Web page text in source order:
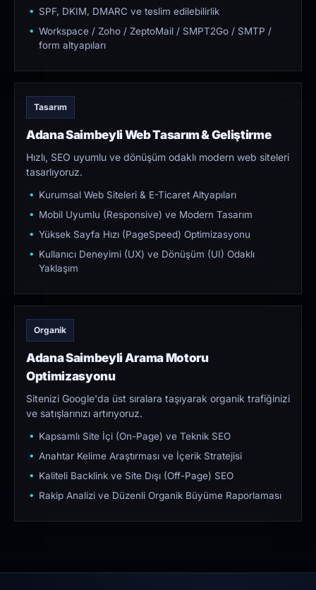
SPF, DKIM, DMARC ve teslim edilebilirlik
Workspace / Zoho / ZeptoMail / SMPT2Go / SMTP /
form altyapıları
Tasarım
Adana Saimbeyli Web Tasarım & Geliştirme
Hızlı, SEO uyumlu ve dönüşüm odaklı modern web siteleri
tasarlıyoruz.
Kurumsal Web Siteleri & E-Ticaret Altyapıları
Mobil Uyumlu (Responsive) ve Modern Tasarım
Yüksek Sayfa Hızı (PageSpeed) Optimizasyonu
Kullanıcı Deneyimi (UX) ve Dönüşüm (UI) Odaklı
Yaklaşım
Organik
Adana Saimbeyli Arama Motoru
Optimizasyonu
Sitenizi Google'da üst sıralara taşıyarak organik trafiğinizi
ve satışlarınızı artırıyoruz.
Kapsamlı Site İçi (On-Page) ve Teknik SEO
Anahtar Kelime Araştırması ve İçerik Stratejisi
Kaliteli Backlink ve Site Dışı (Off-Page) SEO
Rakip Analizi ve Düzenli Organik Büyüme Raporlaması